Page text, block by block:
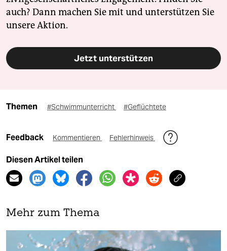
auch? Dann machen Sie mit und unterstützen Sie
unsere Aktion.
Jetzt unterstützen
Themen #Schwimmunterricht #Geflüchtete
Feedback Kommentieren Fehlerhinweis
Diesen Artikel teilen
Mehr zum Thema